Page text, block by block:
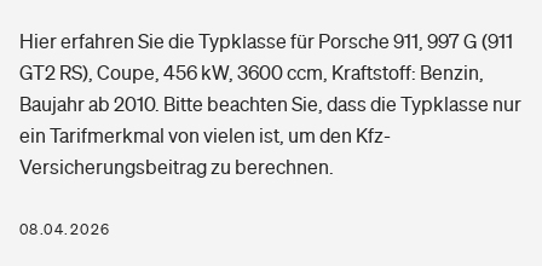
Grundfähigkeitsversicherung
Arbeitsrechtsschutz
Berufshaftpflichtversicherung
Zur Übersicht
Hausratversicherung
Freizeit
Pri­vate Haft­pflicht­
Gesundheit
Private Krankenversicherung
Hier erfahren Sie die Typklasse für Porsche 911, 997 G (911
GT2 RS), Coupe, 456 kW, 3600 ccm, Kraftstoff: Benzin,
Baujahr ab 2010. Bitte beachten Sie, dass die Typklasse nur
ein Tarifmerkmal von vielen ist, um den Kfz-
Versicherungsbeitrag zu berechnen.
08.04.2026